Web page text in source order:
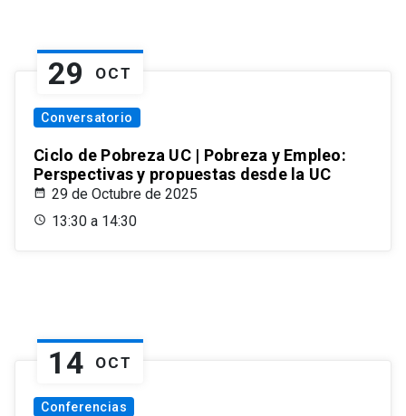
29 OCT
Conversatorio
Ciclo de Pobreza UC | Pobreza y Empleo:
Perspectivas y propuestas desde la UC
29 de Octubre de 2025
13:30 a 14:30
14 OCT
Conferencias